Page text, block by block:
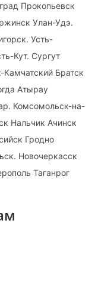
Прокопьевск
Улан-Удэ.
Усть-
Кут. Сургут
Братск
Атырау
Комсомольск-на-
Нальчик Ачинск
Гродно
Новочеркасск
Таганрог